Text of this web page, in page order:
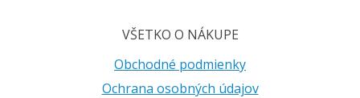
VŠETKO O NÁKUPE
Obchodné podmienky
Ochrana osobných údajov